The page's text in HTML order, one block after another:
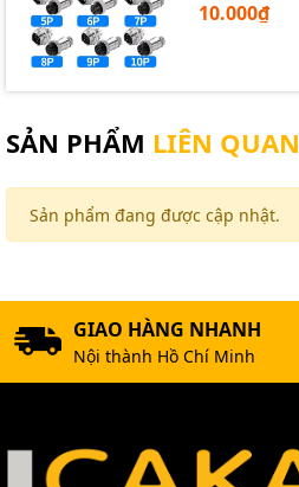
10.000₫
SẢN PHẨM LIÊN QUAN
Sản phẩm đang được cập nhật.
GIAO HÀNG NHANH
Nội thành Hồ Chí Minh